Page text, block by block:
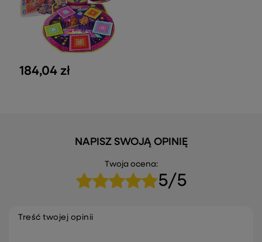
184,04 zł
NAPISZ SWOJĄ OPINIĘ
Twoja ocena:
5/5
Treść twojej opinii